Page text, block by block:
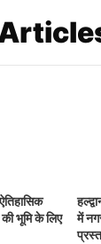
भूमि के लिए
में